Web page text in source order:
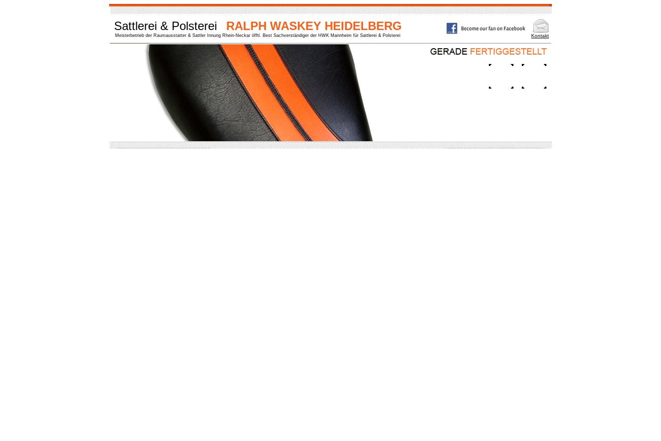
Sattlerei & Polsterei RALPH WASKEY HEIDELBERG
Meisterbetrieb der Raumausstatter & Sattler Innung Rhein-Neckar öfftl. Best Sachverständiger der HWK Mannheim für Sattlerei & Polsterei Kontakt